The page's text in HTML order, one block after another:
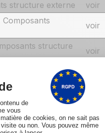
structure externe
voir
Composants
voir
structure
voir
structure
voir